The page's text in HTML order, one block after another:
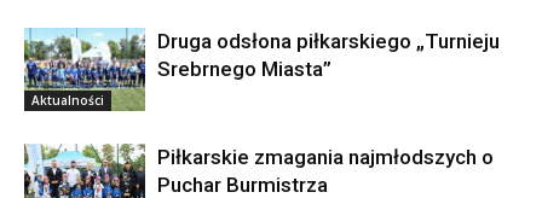
Aktualności
Druga odsłona piłkarskiego „Turnieju
Srebrnego Miasta”
Piłkarskie zmagania najmłodszych o
Puchar Burmistrza